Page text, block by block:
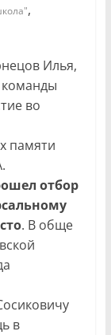
,
Илья,
команды
во
памяти
отбор
. В обще
в